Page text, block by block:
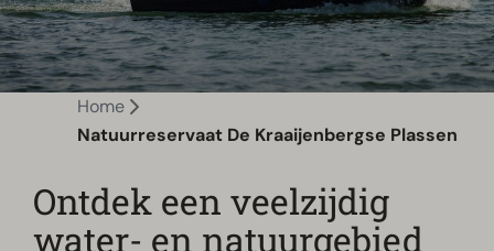
Home
Natuurreservaat De Kraaijenbergse Plassen
Ontdek een veelzijdig
water- en natuurgebied